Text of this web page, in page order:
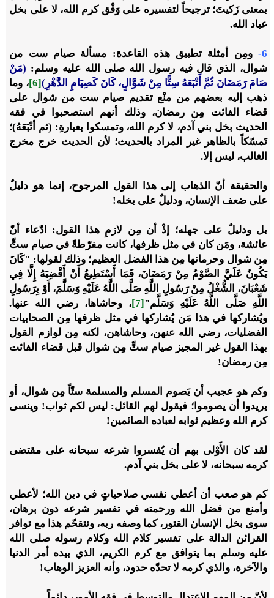
بمعنى زَكيتَ؛ ترجيحاً لتفسيره على وَفْق كرم الله، لا على بخل
عباد الله.
6-
ومِن أمثلة تطبيق هذه القاعدة: مسألة صيام ست من
شوال، الذي قال فيه رسول الله صلى الله عليه وسلم: (مَنْ
صَامَ رَمَضَانَ ثُمَّ أَتْبَعَهُ سِتًّا مِنْ شَوَّالٍ، كَانَ كَصِيَامِ الدَّهْرِ)[6]
، وما
ذهب إليه بعضهم من منْع تقديم صيام ست من شوال على
قضاء الفائت مِن رمضان، وذلك أنهم استصحبوا في فقه
الحديث بخل بني آدم، لا كرم الله، وتمسكوا بعبارةِ: (ثم أتْبَعَهُ)؛
تَمسّكاً بالظاهر غير المراد بالحديث؛ لأن الحديث خرج مخرج
الغالب، ليس إلا.
والحقيقة أنّ الذهاب إلى هذا القول المرجوح، إنما هو دليلٌ
على ضعف الإنسان، ودليلٌ على بخله!
بل ودليلٌ على جهله؛ إذْ أن مِن لازمِ هذا القول: ادّعاء أنّ
عائشة، ومَن كان في مثل ظرفها، كانت مفرّطةً في صيام ستٍّ
مِن شوال وحرمانها مِن هذا الفضل العظيم؛ وذلك لقولها: "كَانَ
يَكُونُ عَلَيَّ الصَّوْمُ مِنْ رَمَضَانَ، فَمَا أَسْتَطِيعُ أَنْ أَقْضِيَهُ إِلَّا فِي
شَعْبَانَ، الشُّغْلُ مِنْ رَسُولِ اللَّهِ صَلَّى اللَّهُ عَلَيْهِ وَسَلَّمَ، أَوْ بِرَسُولِ
اللَّهِ صَلَّى اللَّهُ عَلَيْهِ وَسَلَّم"[7]
، وحاشاها، رضي الله عنها.
ويُشاركها في هذا مَن يُشاركها في مثل ظرفها مِن الصحابيات
الفضليات، رضي الله عنهن، وحاشاهن، لكنه مِن لوازم القول
بهذا القول غير المجيز صيام ستٍّ مِن شوال قبل قضاء الفائت
مِن رمضان!
وكم هو عجيب أن يَصوم المسلم والمسلمة ستّاً مِن شوال، أو
يريدوا أن يصوموا؛ فيقول لهم القائل: ليس لكم ثواب! وينسى
كرم الله وعظيم ثوابه لعباده الصائمين!
لقد كان الأَوْلى بهم أن يُفسروا شرعه سبحانه على مقتضى
كرمه سبحانه، لا على بخل بني آدم.
كم هو صعب أن أعطي نفسي صلاحياتٍ في دين الله؛ لأعطي
وأمنع من فضل الله ورحمته في تفسير شرعه دون برهان،
سوى بخل الإنسان القتور، كما وصفه ربه، ونتقحّم هذا مع توافر
القرائن الدالة على تفسير كلام الله وكلام رسوله صلى الله
عليه وسلم بما يتوافق مع كرم الكريم، الذي بيده أمر الدنيا
والآخرة، والذي كرمه لا تحدّه حدود، وأنه العزيز الوهاب!